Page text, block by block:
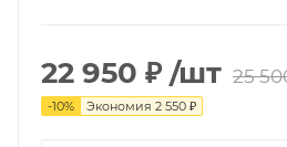
22 950 ₽ /шт 25
-10% Экономия 2 550 ₽